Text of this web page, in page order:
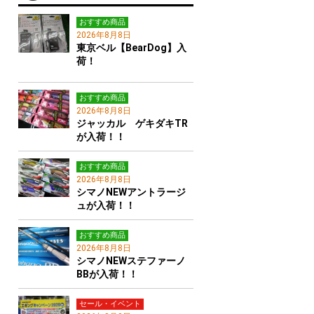
おすすめ商品
2026年8月8日
東京ベル【BearDog】入
荷！
おすすめ商品
2026年8月8日
ジャッカル ゲキダキTR
が入荷！！
おすすめ商品
2026年8月8日
シマノNEWアントラージ
ュが入荷！！
おすすめ商品
2026年8月8日
シマノNEWステファーノ
BBが入荷！！
セール・イベント